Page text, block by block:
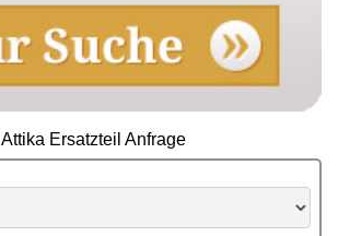
Attika Ersatzteil Anfrage